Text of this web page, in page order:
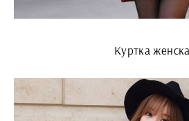
Куртка